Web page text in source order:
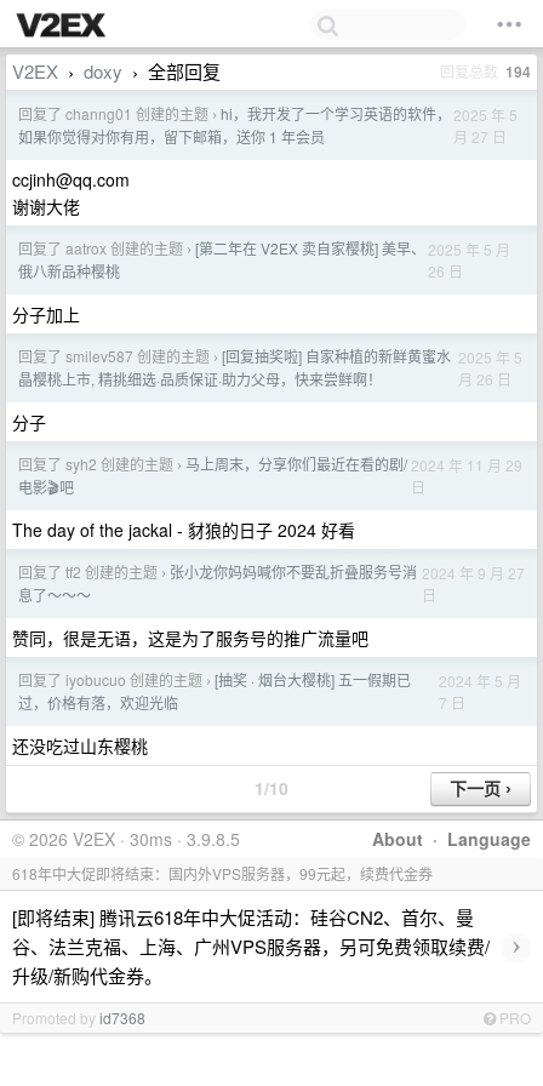
V2EX › doxy › 全部回复 回复总数 194
回复了 channg01 创建的主题 › hi，我开发了一个学习英语的软件，
如果你觉得对你有用，留下邮箱，送你 1 年会员
2025 年 5
月 27 日
ccjinh@qq.com
谢谢大佬
回复了 aatrox 创建的主题 › [第二年在 V2EX 卖自家樱桃] 美早、
俄八新品种樱桃
2025 年 5 月
26 日
分子加上
回复了 smilev587 创建的主题 › [回复抽奖啦] 自家种植的新鲜黄蜜水
晶樱桃上市, 精挑细选·品质保证·助力父母，快来尝鲜啊！
2025 年 5
月 26 日
分子
回复了 syh2 创建的主题 › 马上周末，分享你们最近在看的剧/
电影🎬吧
2024 年 11 月 29
日
The day of the jackal - 豺狼的日子 2024 好看
回复了 tf2 创建的主题 › 张小龙你妈妈喊你不要乱折叠服务号消
息了～～～
2024 年 9 月 27
日
赞同，很是无语，这是为了服务号的推广流量吧
回复了 iyobucuo 创建的主题 › [抽奖 · 烟台大樱桃] 五一假期已
过，价格有落，欢迎光临
2024 年 5 月
7 日
还没吃过山东樱桃
1/10
About · Language
© 2026 V2EX · 30ms · 3.9.8.5
618年中大促即将结束：国内外VPS服务器，99元起，续费代金券
[即将结束] 腾讯云618年中大促活动：硅谷CN2、首尔、曼
谷、法兰克福、上海、广州VPS服务器，另可免费领取续费/
升级/新购代金券。
›
Promoted byid7368 PRO